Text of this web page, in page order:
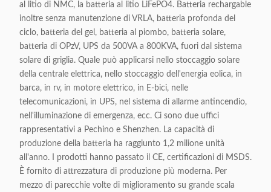
al litio di NMC, la batteria al litio LiFePO4. Batteria rechargable
inoltre senza manutenzione di VRLA, batteria profonda del
ciclo, batteria del gel, batteria al piombo, batteria solare,
batteria di OPzV, UPS da 500VA a 800KVA, fuori dal sistema
solare di griglia. Quale può applicarsi nello stoccaggio solare
della centrale elettrica, nello stoccaggio dell'energia eolica, in
barca, in rv, in motore elettrico, in E-bici, nelle
telecomunicazioni, in UPS, nel sistema di allarme antincendio,
nell'illuminazione di emergenza, ecc. Ci sono due uffici
rappresentativi a Pechino e Shenzhen. La capacità di
produzione della batteria ha raggiunto 1,2 milione unità
all'anno. I prodotti hanno passato il CE, certificazioni di MSDS.
È fornito di attrezzatura di produzione più moderna. Per
mezzo di parecchie volte di miglioramento su grande scala